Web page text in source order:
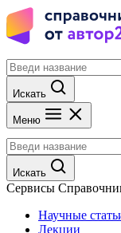
Искать
Меню
Искать
Сервисы
Научные
Лекции